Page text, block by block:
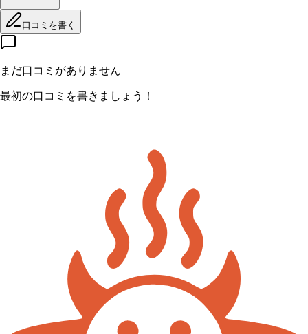
口コミを書く
まだ口コミがありません
最初の口コミを書きましょう！